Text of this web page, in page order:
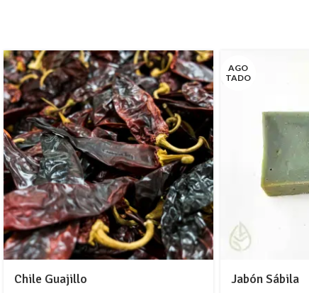
Chile Guajillo
AGO
TADO
Jabón Sábila